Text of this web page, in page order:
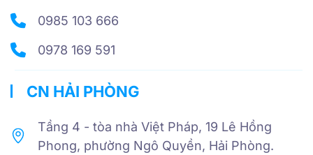
0985 103 666
0978 169 591
CN HẢI PHÒNG
Tầng 4 - tòa nhà Việt Pháp, 19 Lê Hồng
Phong, phường Ngô Quyền, Hải Phòng.